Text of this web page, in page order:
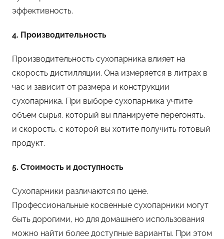
эффективность.
4. Производительность
Производительность сухопарника влияет на
скорость дистилляции. Она измеряется в литрах в
час и зависит от размера и конструкции
сухопарника. При выборе сухопарника учтите
объем сырья, который вы планируете перегонять,
и скорость, с которой вы хотите получить готовый
продукт.
5. Стоимость и доступность
Сухопарники различаются по цене.
Профессиональные косвенные сухопарники могут
быть дорогими, но для домашнего использования
можно найти более доступные варианты. При этом